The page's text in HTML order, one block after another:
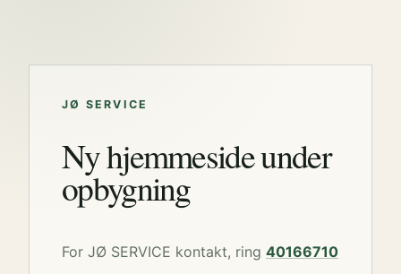
JØ SERVICE
Ny hjemmeside under
opbygning
For JØ SERVICE kontakt, ring 40166710